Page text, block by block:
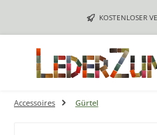
Zum Hauptinhalt springenKOSTENLOSER
Accessoires Gürtel